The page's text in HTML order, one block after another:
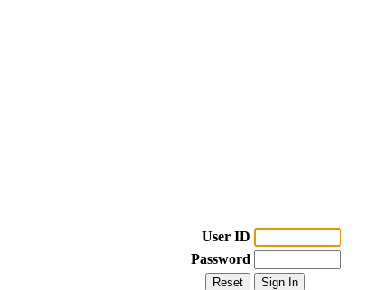
User ID
Password